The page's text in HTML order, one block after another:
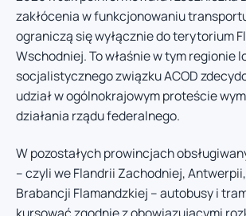
zakłócenia w funkcjonowaniu
ograniczą się wyłącznie do terytorium
Wschodniej. To właśnie w tym regionie
socjalistycznego związku ACOD
udział w ogólnokrajowym proteście
działania rządu federalnego.
W pozostałych prowincjach
– czyli we Flandrii Zachodniej,
Brabancji Flamandzkiej – autobusy i